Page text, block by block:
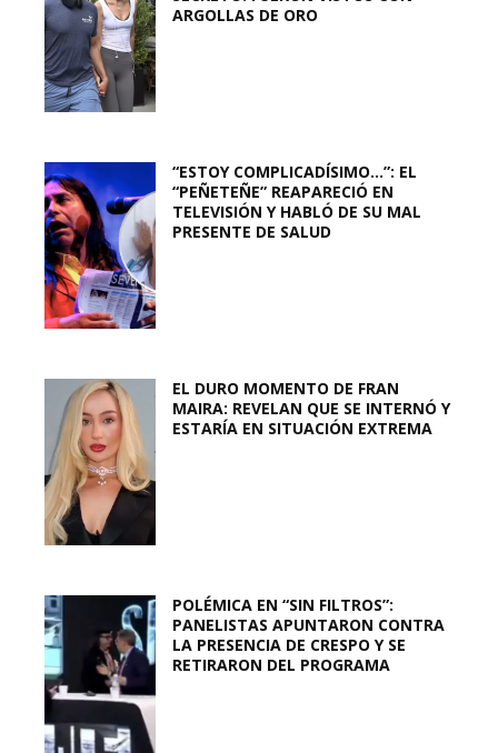
ARGOLLAS DE ORO
“ESTOY COMPLICADÍSIMO…”: EL
“PEÑETEÑE” REAPARECIÓ EN
TELEVISIÓN Y HABLÓ DE SU MAL
PRESENTE DE SALUD
EL DURO MOMENTO DE FRAN
MAIRA: REVELAN QUE SE INTERNÓ Y
ESTARÍA EN SITUACIÓN EXTREMA
POLÉMICA EN “SIN FILTROS”:
PANELISTAS APUNTARON CONTRA
LA PRESENCIA DE CRESPO Y SE
RETIRARON DEL PROGRAMA